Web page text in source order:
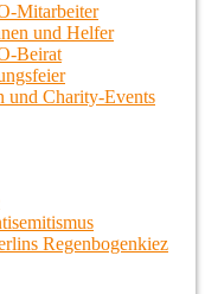
Mitarbeiter
und Helfer
Beirat
und Charity-Events
Regenbogenkiez